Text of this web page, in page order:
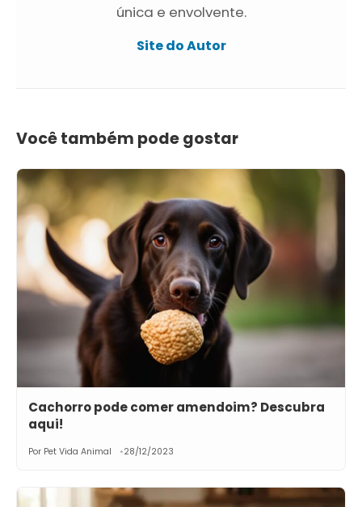
única e envolvente.
Site do Autor
Você também pode gostar
Cachorro pode comer amendoim? Descubra
aqui!
Por Pet Vida Animal 28/12/2023